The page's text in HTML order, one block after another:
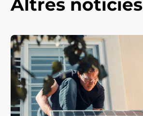
Altres notícies